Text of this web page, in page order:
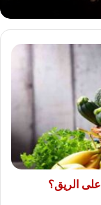
الريق؟